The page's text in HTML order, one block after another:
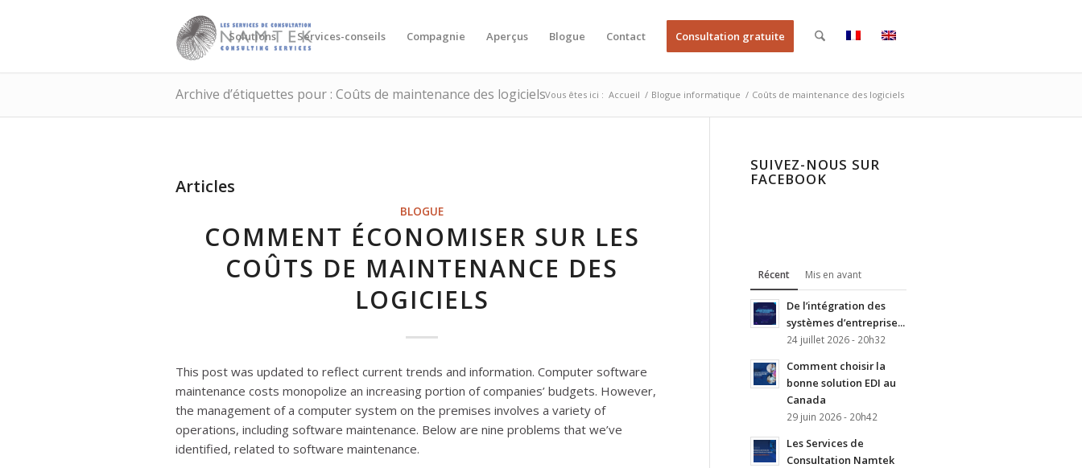
Solutions Services-conseils Compagnie Aperçus Blogue Contact Consultation gratuite
Archive d’étiquettes pour : Coûts de maintenance des logicielsVous êtes ici : Accueil / Blogue informatique / Coûts de maintenance des logiciels
Articles
BLOGUE
COMMENT ÉCONOMISER SUR LES
COÛTS DE MAINTENANCE DES
LOGICIELS
This post was updated to reflect current trends and information. Computer software
maintenance costs monopolize an increasing portion of companies’ budgets. However,
the management of a computer system on the premises involves a variety of
operations, including software maintenance. Below are nine problems that we’ve
identified, related to software maintenance.
SUIVEZ-NOUS SUR
FACEBOOK
Récent Mis en avant
De l’intégration des
systèmes d’entreprise...
24 juillet 2026 - 20h32
Comment choisir la
bonne solution EDI au
Canada
29 juin 2026 - 20h42
Les Services de
Consultation Namtek